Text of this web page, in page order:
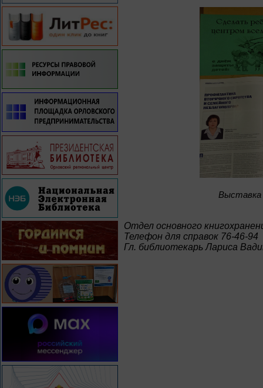
Bыставка
Отдел основного
Телефон для справок 76-46-94
Гл. библиотекарь Лариса